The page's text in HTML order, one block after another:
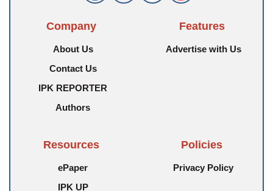
Company
About Us
Contact Us
IPK REPORTER
Authors
Features
Advertise with Us
Resources
ePaper
IPK UP
Policies
Privacy Policy